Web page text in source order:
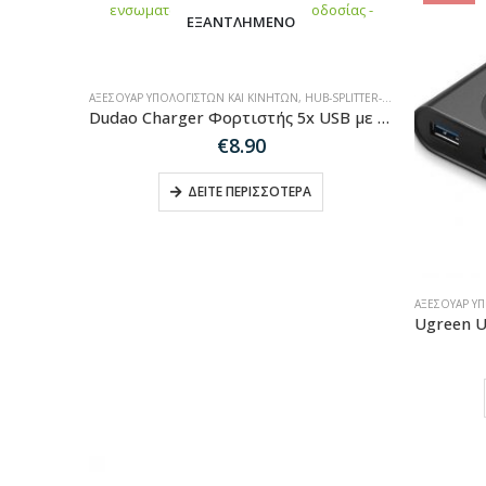
ΕΞΑΝΤΛΗΜΈΝΟ
ΑΞΕΣΟΥΆΡ ΥΠΟΛΟΓΙΣΤΏΝ ΚΑΙ ΚΙΝΗΤΏΝ, HUB-SPLITTER-ADAPTER
Dudao Charger Φορτιστής 5x USB με ενσωματωμένο καλώδιο τροφοδοσίας – λευκό (A5EU)
€8.90
ΔΕΊΤΕ ΠΕΡΙΣΣΌΤΕΡΑ
ΑΞΕΣΟΥΆΡ